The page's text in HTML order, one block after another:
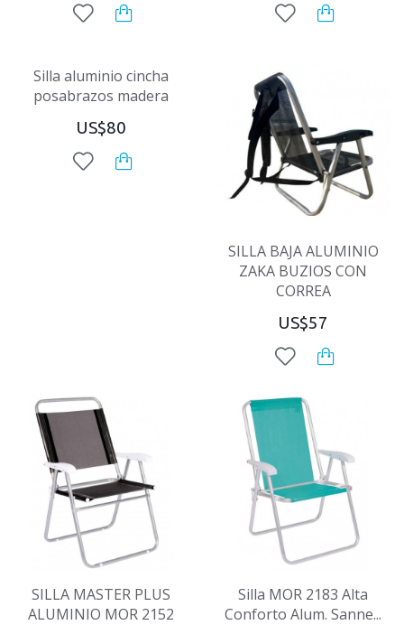
Silla aluminio cincha
posabrazos madera
US$80
SILLA BAJA ALUMINIO
ZAKA BUZIOS CON
CORREA
US$57
SILLA MASTER PLUS
ALUMINIO MOR 2152
Silla MOR 2183 Alta
Conforto Alum. Sanne...